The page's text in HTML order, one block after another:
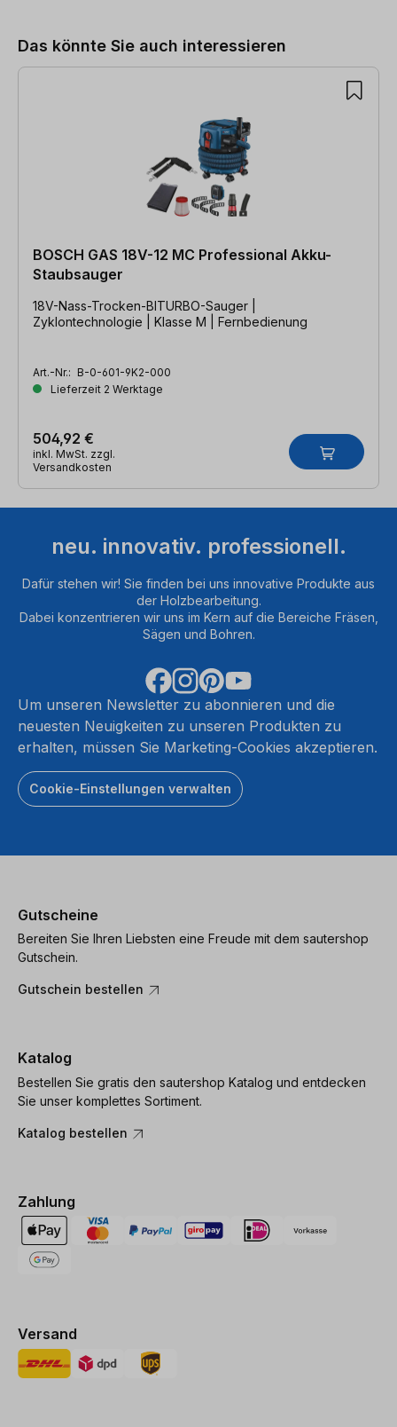
Das könnte Sie auch interessieren
BOSCH GAS 18V-12 MC Professional Akku-
Staubsauger
18V-Nass-Trocken-BITURBO-Sauger |
Zyklontechnologie | Klasse M | Fernbedienung
Art.-Nr.: B-0-601-9K2-000
Lieferzeit 2 Werktage
504,92 €
inkl. MwSt. zzgl.
Versandkosten
neu. innovativ. professionell.
Dafür stehen wir! Sie finden bei uns innovative Produkte aus
der Holzbearbeitung.
Dabei konzentrieren wir uns im Kern auf die Bereiche Fräsen,
Sägen und Bohren.
Um unseren Newsletter zu abonnieren und die
neuesten Neuigkeiten zu unseren Produkten zu
erhalten, müssen Sie Marketing-Cookies akzeptieren.
Cookie-Einstellungen verwalten
Gutscheine
Bereiten Sie Ihren Liebsten eine Freude mit dem sautershop
Gutschein.
Gutschein bestellen
Katalog
Bestellen Sie gratis den sautershop Katalog und entdecken
Sie unser komplettes Sortiment.
Katalog bestellen
Zahlung
Versand